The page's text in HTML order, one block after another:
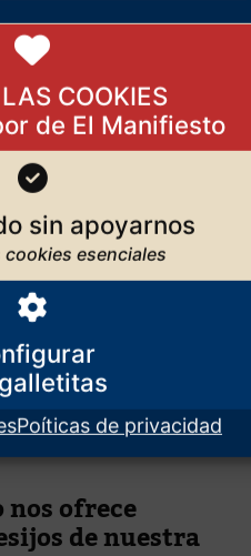
COOKIES
sin apoyarnos
Poíticas de privacidad
de su libro, de obligada
imperio
ofrece
de nuestra